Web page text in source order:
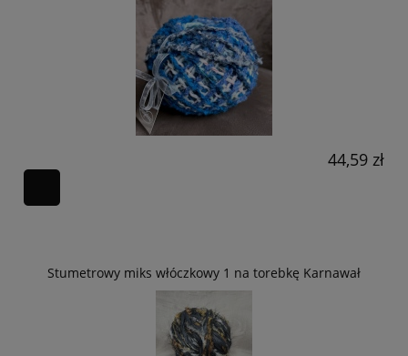
44,59 zł
Stumetrowy miks włóczkowy 1 na torebkę Karnawał